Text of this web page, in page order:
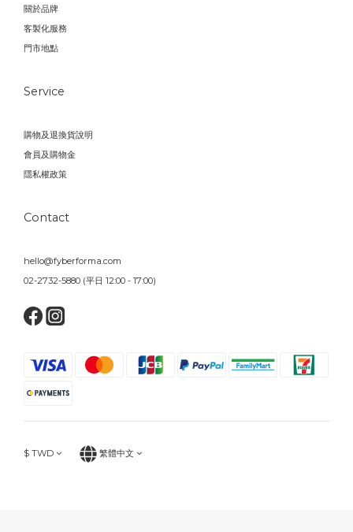
關於品牌
客製化服務
門市地點
Service
購物及退換貨說明
會員及購物金
隱私權政策
Contact
hello@fyberforma.com
02-2732-5880 (平日 12:00 - 17:00)
$ TWD 繁體中文